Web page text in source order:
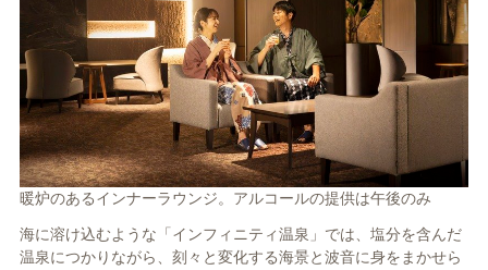
暖炉のあるインナーラウンジ。アルコールの提供は午後のみ
海に溶け込むような「インフィニティ温泉」では、塩分を含んだ
温泉につかりながら、刻々と変化する海景と波音に身をまかせら